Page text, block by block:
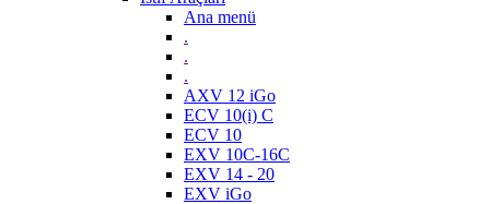
Ana menü
.
.
.
AXV 12 iGo
ECV 10(i) C
ECV 10
EXV 10C-16C
EXV 14 - 20
EXV iGo